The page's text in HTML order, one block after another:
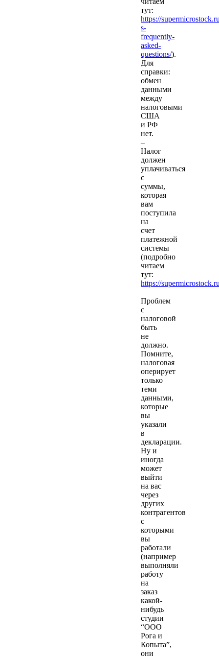
тут:
https://
s-
frequently-
asked-
questions/).
Для
справки:
обмен
данными
между
налоговыми
США
и РФ
нет.
–
Налог
должен
уплачиваться
с
суммы,
которая
вам
поступила
на
счет
платежной
системы
(подробно
читаем
тут:
https://
–
Проблем
с
налоговой
быть
не
должно.
Помните,
налоговая
оперирует
только
теми
данными,
которые
вы
указали
в
декларации.
Ну и
иногда
может
выйти
на вас
через
других
контрагентов
с
которыми
вы
работали
(например
выполняли
работу
на
заказ
какой-
нибудь
студии
“ООО
Рога и
Копыта”,
они